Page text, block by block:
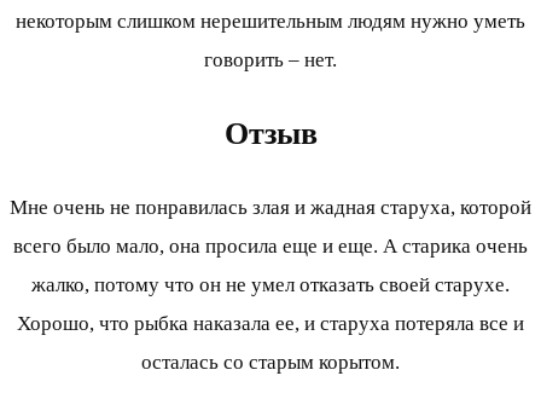
некоторым слишком нерешительным людям нужно уметь
говорить – нет.
Отзыв
Мне очень не понравилась злая и жадная старуха, которой
всего было мало, она просила еще и еще. А старика очень
жалко, потому что он не умел отказать своей старухе.
Хорошо, что рыбка наказала ее, и старуха потеряла все и
осталась со старым корытом.